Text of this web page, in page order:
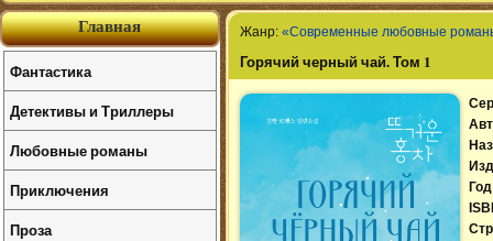
Жанр: «Современные любовные
Горячий черный чай. Том 1
Главная
Фантастика
Детективы и Триллеры
Любовные романы
Приключения
Проза